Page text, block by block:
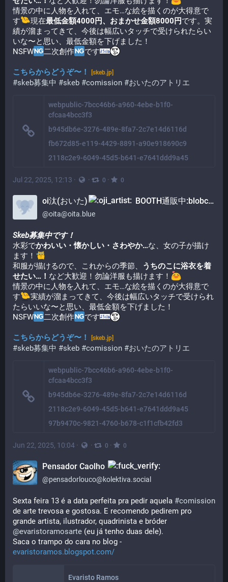
情景の中に人物を入れて、エモ…な絵を描くのが大得意で
す
​現在最低金額4000円、おまかせ金額8000円です。実
績が溜まってきて、今後は幅広いタッチで受けられたらい
いな〜と思い、最低金額を下げました！
NSFW
二次創作 です​
こちらからどうぞ〜！ [skeb.jp]
#skeb募集中 #skeb #comission #おいたのアトリエ
webpublic-7bcc46b6-a960-4ebe-b1f0-
cfcaa4bcc3f3
b945db6e-3276-489e-8fa7-2c7e14d6116d
fb672d85-e119-4429-8891-a90e918690c9
2118c2e9-6049-45d5-b641-e7641ddd9a45
Jul 22, 2025, 12:13 · · 0 · 0
oi汰(おいた) BOOTH通販中:blobcat_cart:
@oita@oita.blue
Skeb募集中です！
水彩でかわいい・懐かしい・さわやか…な、女の子が描け
ます！​
和服が描けるので、これからの季節、
うちのこに浴衣を着
せたい…！ など大歓迎！勿論洋服も描けます！​
情景の中に人物を入れて、エモ…な絵を描くのが大得意で
す
​実績が溜まってきて、今後は幅広いタッチで受けられ
たらいいな〜と思い、最低金額を下げました！
NSFW
二次創作 です​
こちらからどうぞ〜！ [skeb.jp]
#skeb募集中 #skeb #comission #おいたのアトリエ
webpublic-7bcc46b6-a960-4ebe-b1f0-
cfcaa4bcc3f3
b945db6e-3276-489e-8fa7-2c7e14d6116d
2118c2e9-6049-45d5-b641-e7641ddd9a45
97b9470c-9821-4760-b678-c1f1cfb42fd3
Jun 22, 2025, 10:04 · · 0 · 0
Pensador Caolho
@pensadorlouco@kolektiva.social
Sexta feira 13 é a data perfeita pra pedir aquela #comission
de arte trevosa e gostosa. E recomendo pedirem pro
@evaristoramosarte (eu já tenho duas dele).
Saca o trampo do cara no blog -
evaristoramos.blogspot.com/
Evaristo Ramos